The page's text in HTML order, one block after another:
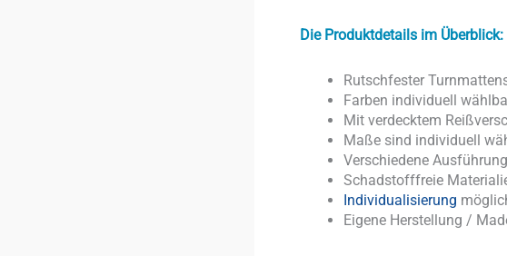
Die Produktdetails im Überblick:
Rutschfester
Farben individuell
Mit verdecktem
Maße sind
Verschiedene
Schadstofffreie
Individualisierung
Eigene Herstellung /